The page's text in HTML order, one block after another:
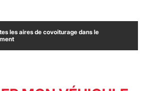
les aires de covoiturage dans le